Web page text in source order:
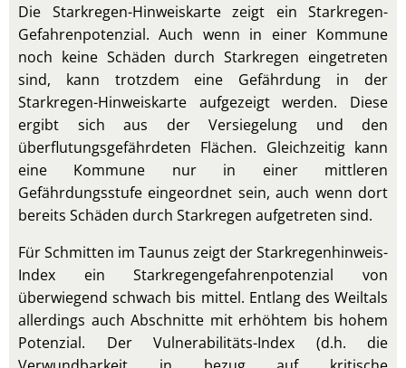
Die Starkregen-Hinweiskarte zeigt ein Starkregen-
Gefahrenpotenzial. Auch wenn in einer Kommune
noch keine Schäden durch Starkregen eingetreten
sind, kann trotzdem eine Gefährdung in der
Starkregen-Hinweiskarte aufgezeigt werden. Diese
ergibt sich aus der Versiegelung und den
überflutungsgefährdeten Flächen. Gleichzeitig kann
eine Kommune nur in einer mittleren
Gefährdungsstufe eingeordnet sein, auch wenn dort
bereits Schäden durch Starkregen aufgetreten sind.
Für Schmitten im Taunus zeigt der Starkregenhinweis-
Index ein Starkregengefahrenpotenzial von
überwiegend schwach bis mittel. Entlang des Weiltals
allerdings auch Abschnitte mit erhöhtem bis hohem
Potenzial. Der Vulnerabilitäts-Index (d.h. die